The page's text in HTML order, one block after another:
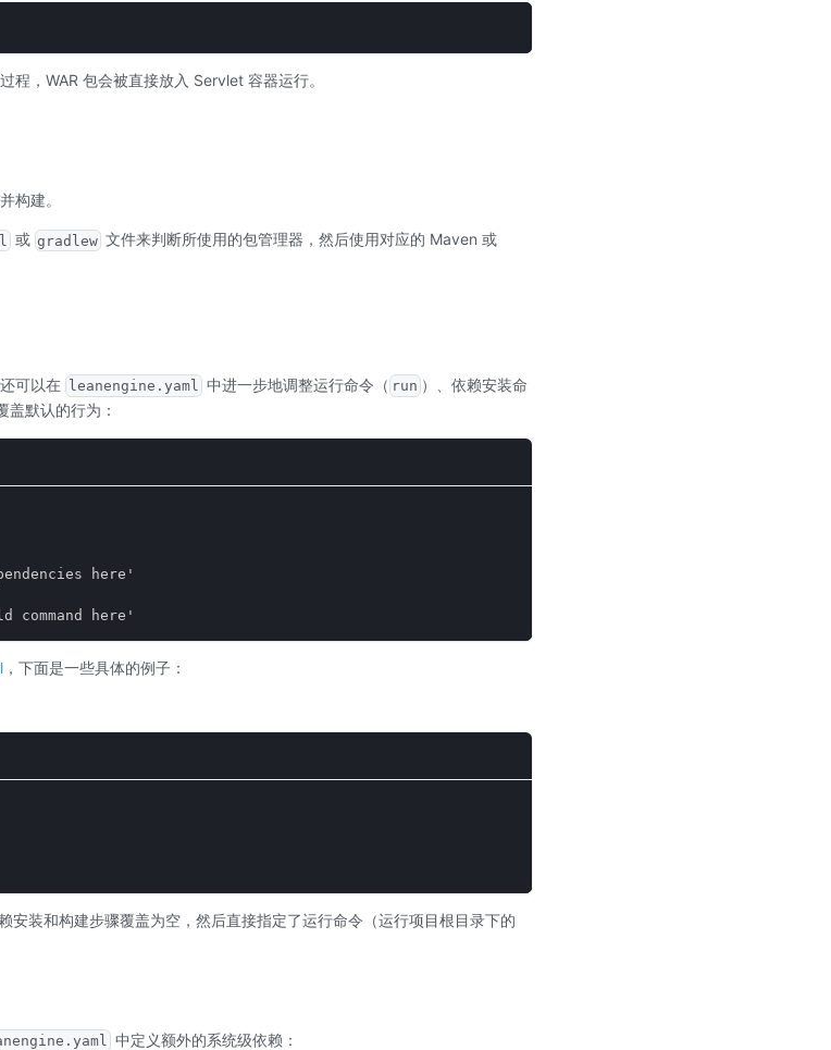
程，WAR 包会被直接放入 Servlet 容器运行。
构建。
或 gradlew 文件来判断所使用的包管理器，然后使用对应的 Maven 或
可以在 leanengine.yaml 中进一步地调整运行命令（ run ）、依赖安装命
盖默认的行为：
here'
here'
，下面是一些具体的例子：
安装和构建步骤覆盖为空，然后直接指定了运行命令（运行项目根目录下的
中定义额外的系统级依赖：